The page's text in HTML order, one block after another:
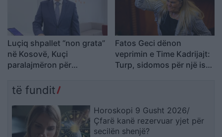
Luçiq shpallet “non grata”
në Kosovë, Kuçi
paralajmëron për
Fatos Geci dënon
veprimin e Time Kadrijajt:
Turp, sidomos për një ish-
të fundit
Horoskopi 9 Gusht 2026/
Çfarë kanë rezervuar yjet për
secilën shenjë?